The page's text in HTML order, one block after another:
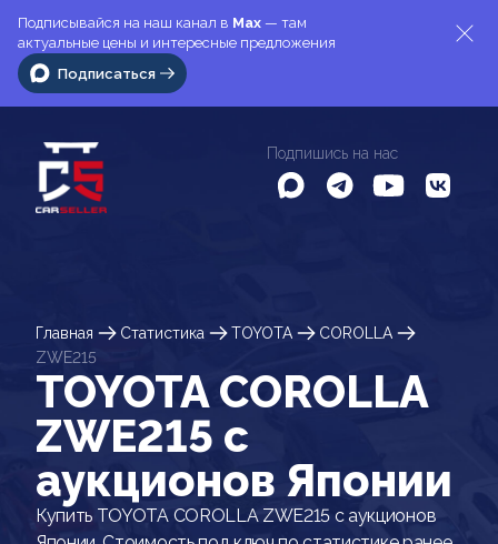
Подписывайся на наш канал в Max — там
актуальные цены и интересные предложения
Подписаться
Подпишись на нас
Главная Статистика TOYOTA
COROLLA
ZWE215
TOYOTA COROLLA
ZWE215 c
аукционов Японии
Купить TOYOTA COROLLA ZWE215 с аукционов